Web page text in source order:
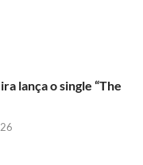
lança o single “The